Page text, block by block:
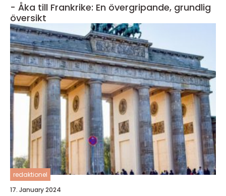
- Åka till Frankrike: En övergripande, grundlig
översikt
redaktionel
17. January 2024